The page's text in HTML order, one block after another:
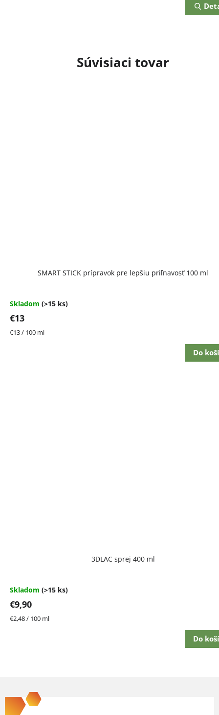
Súvisiaci tovar
SMART STICK prípravok pre lepšiu priľnavosť 100 ml
Skladom (>15 ks)
€13
Jednotková
€13 / 100 ml
Do
3DLAC sprej 400 ml
4,7
5
hviezdičiek.
Skladom (>15 ks)
€9,90
Jednotková
€2,48 / 100 ml
Do
á